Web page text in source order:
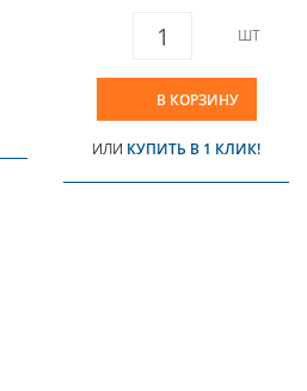
ШТ
В КОРЗИНУ
ИЛИ КУПИТЬ В 1 КЛИК!